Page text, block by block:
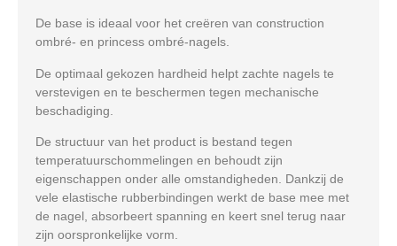
De base is ideaal voor het creëren van construction
ombré- en princess ombré-nagels.
De optimaal gekozen hardheid helpt zachte nagels te
verstevigen en te beschermen tegen mechanische
beschadiging.
De structuur van het product is bestand tegen
temperatuurschommelingen en behoudt zijn
eigenschappen onder alle omstandigheden. Dankzij de
vele elastische rubberbindingen werkt de base mee met
de nagel, absorbeert spanning en keert snel terug naar
zijn oorspronkelijke vorm.